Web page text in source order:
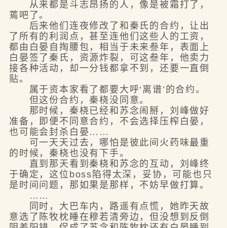
从来都是斗志昂扬的人，像是被霜打了，
蔫吧了。
后来他们连夜修改了和秦氏的合约，让出
了所有的利润点，甚至连他们这些人的工资，
都由白晏自掏腰包，相当于未来叁年，表面上
白晏签了秦氏，资源炸裂，可这叁年，他卖力
接各种活动，却一分钱都拿不到，还要一直倒
贴。
属于资本家看了都要大呼‘离谱’的合约。
但这份合约，秦桡没同意。
那时候，秦桡已经和苏念闹掰，刘峰做好
准备，即便不同意合约，不会选择压榨白晏，
也可能会封杀白晏……
可一天天过去，哪怕是彼此间火药味最重
的时候，秦桡也没有下手。
直到那天看到秦桡和苏念的互动，刘峰终
于确定，这位boss陷得太深，妥协，可能也只
是时间问题，那如果是那样，不妨早做打算。
……
同时，大巴车内，路遥有点慌，她昨天故
意选了陈牧枕睡在穆若清旁边，但没想到反倒